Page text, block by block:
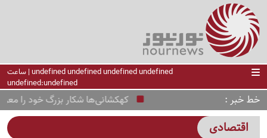
undefined undefined undefined undefined | ساعت
undefined:undefined
خط خبر کهکشانی‌ها شکار بزرگ خود را معرفی کردند؛
اقتصادی